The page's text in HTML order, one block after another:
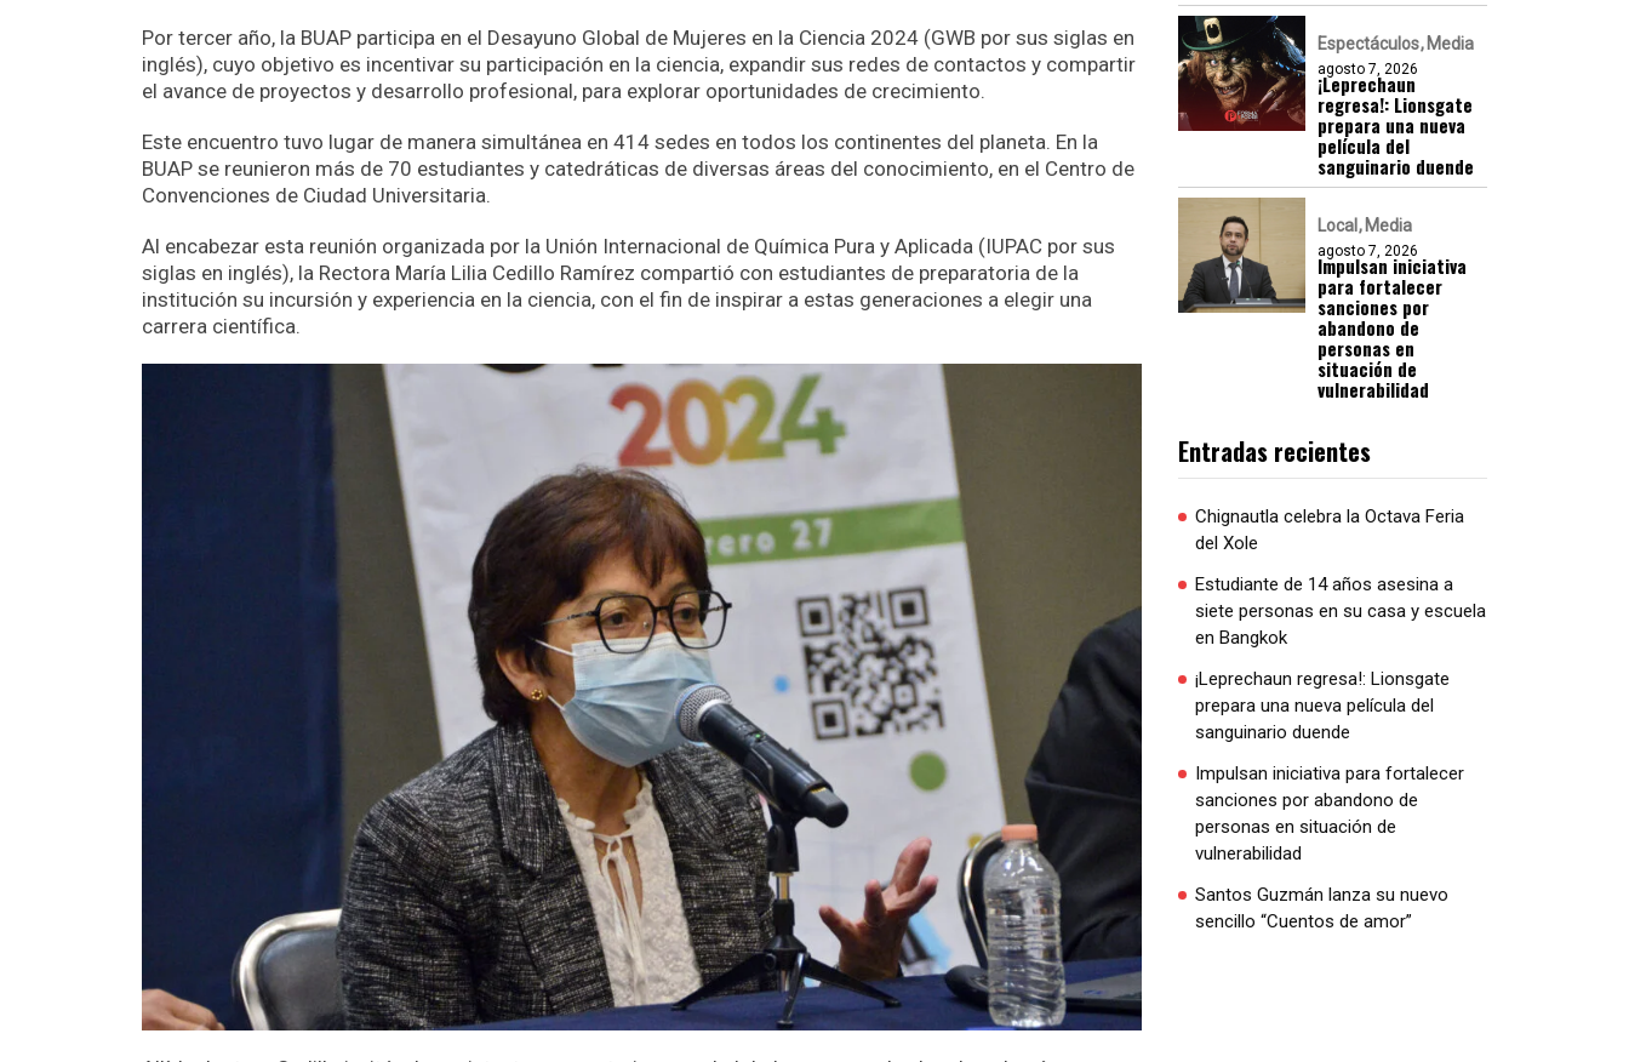
Por tercer año, la BUAP participa en el Desayuno Global de Mujeres en la Ciencia 2024 (GWB por sus siglas en
inglés), cuyo objetivo es incentivar su participación en la ciencia, expandir sus redes de contactos y compartir
el avance de proyectos y desarrollo profesional, para explorar oportunidades de crecimiento.
Este encuentro tuvo lugar de manera simultánea en 414 sedes en todos los continentes del planeta. En la
BUAP se reunieron más de 70 estudiantes y catedráticas de diversas áreas del conocimiento, en el Centro de
Convenciones de Ciudad Universitaria.
Al encabezar esta reunión organizada por la Unión Internacional de Química Pura y Aplicada (IUPAC por sus
siglas en inglés), la Rectora María Lilia Cedillo Ramírez compartió con estudiantes de preparatoria de la
institución su incursión y experiencia en la ciencia, con el fin de inspirar a estas generaciones a elegir una
carrera científica.
Espectáculos Media
agosto 7, 2026
¡Leprechaun
regresa!: Lionsgate
prepara una nueva
película del
sanguinario duende
Local Media
agosto 7, 2026
Impulsan iniciativa
para fortalecer
sanciones por
abandono de
personas en
situación de
vulnerabilidad
Entradas recientes
Chignautla celebra la Octava Feria
del Xole
Estudiante de 14 años asesina a
siete personas en su casa y escuela
en Bangkok
¡Leprechaun regresa!: Lionsgate
prepara una nueva película del
sanguinario duende
Impulsan iniciativa para fortalecer
sanciones por abandono de
personas en situación de
vulnerabilidad
Santos Guzmán lanza su nuevo
sencillo “Cuentos de amor”